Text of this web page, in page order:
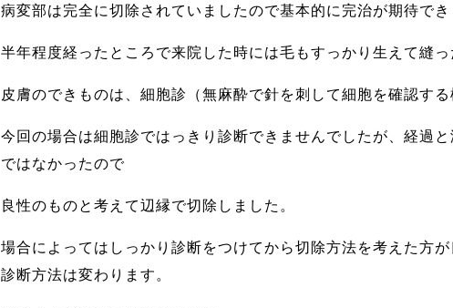
病変部は完全に切除されていましたので基本的に完治が期待で
半年程度経ったところで来院した時には毛もすっかり生えて縫
皮膚のできものは、細胞診（無麻酔で針を刺して細胞を確認す
今回の場合は細胞診ではっきり診断できませんでしたが、経過
ではなかったので
良性のものと考えて辺縁で切除しました。
場合によってはしっかり診断をつけてから切除方法を考えた方
診断方法は変わります。